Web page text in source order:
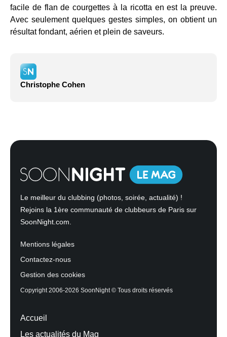
facile de flan de courgettes à la ricotta en est la preuve.
Avec seulement quelques gestes simples, on obtient un
résultat fondant, aérien et plein de saveurs.
Christophe Cohen
Le meilleur du clubbing (photos, soirée, actualité) !
Rejoins la 1ère communauté de clubbeurs de Paris sur
SoonNight.com.
Mentions légales
Contactez-nous
Gestion des cookies
Copyright 2006-2026 SoonNight © Tous droits réservés
Accueil
Les actualités du Mag